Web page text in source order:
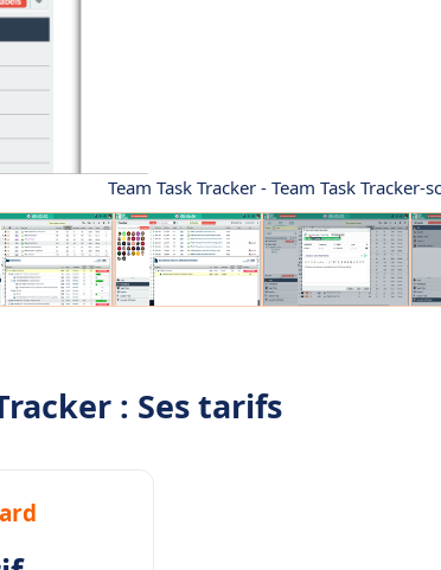
Team Task Tracker - Team Task Tracker-
: Ses tarifs